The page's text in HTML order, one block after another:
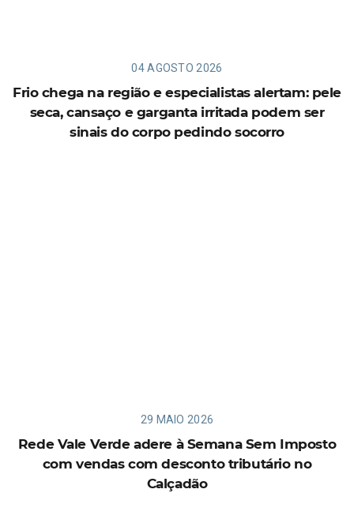
04 AGOSTO 2026
Frio chega na região e especialistas alertam: pele
seca, cansaço e garganta irritada podem ser
sinais do corpo pedindo socorro
29 MAIO 2026
Rede Vale Verde adere à Semana Sem Imposto
com vendas com desconto tributário no
Calçadão